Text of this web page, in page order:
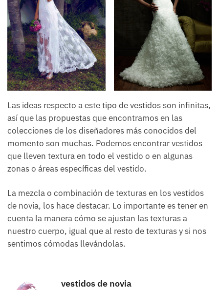
Las ideas respecto a este tipo de vestidos son infinitas,
así que las propuestas que encontramos en las
colecciones de los diseñadores más conocidos del
momento son muchas. Podemos encontrar vestidos
que lleven textura en todo el vestido o en algunas
zonas o áreas específicas del vestido.
La mezcla o combinación de texturas en los vestidos
de novia, los hace destacar. Lo importante es tener en
cuenta la manera cómo se ajustan las texturas a
nuestro cuerpo, igual que al resto de texturas y si nos
sentimos cómodas llevándolas.
vestidos de novia